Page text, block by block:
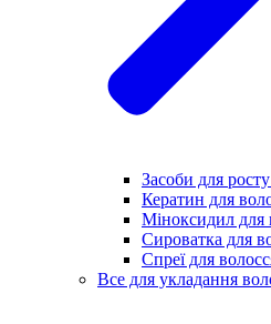
Засоби для
Кератин для
Міноксидил для
Сироватка для
Спреї для
Все для укладання